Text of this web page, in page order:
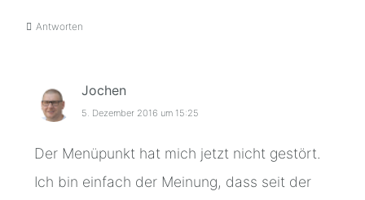
Antworten
Jochen
5. Dezember 2016 um 15:25
Der Menüpunkt hat mich jetzt nicht gestört.
Ich bin einfach der Meinung, dass seit der